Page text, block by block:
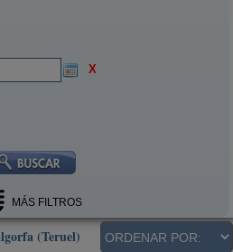
X
MÁS FILTROS
(Teruel)